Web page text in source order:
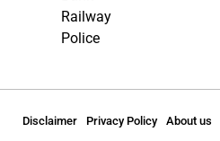
Railway
Police
Disclaimer Privacy Policy About us